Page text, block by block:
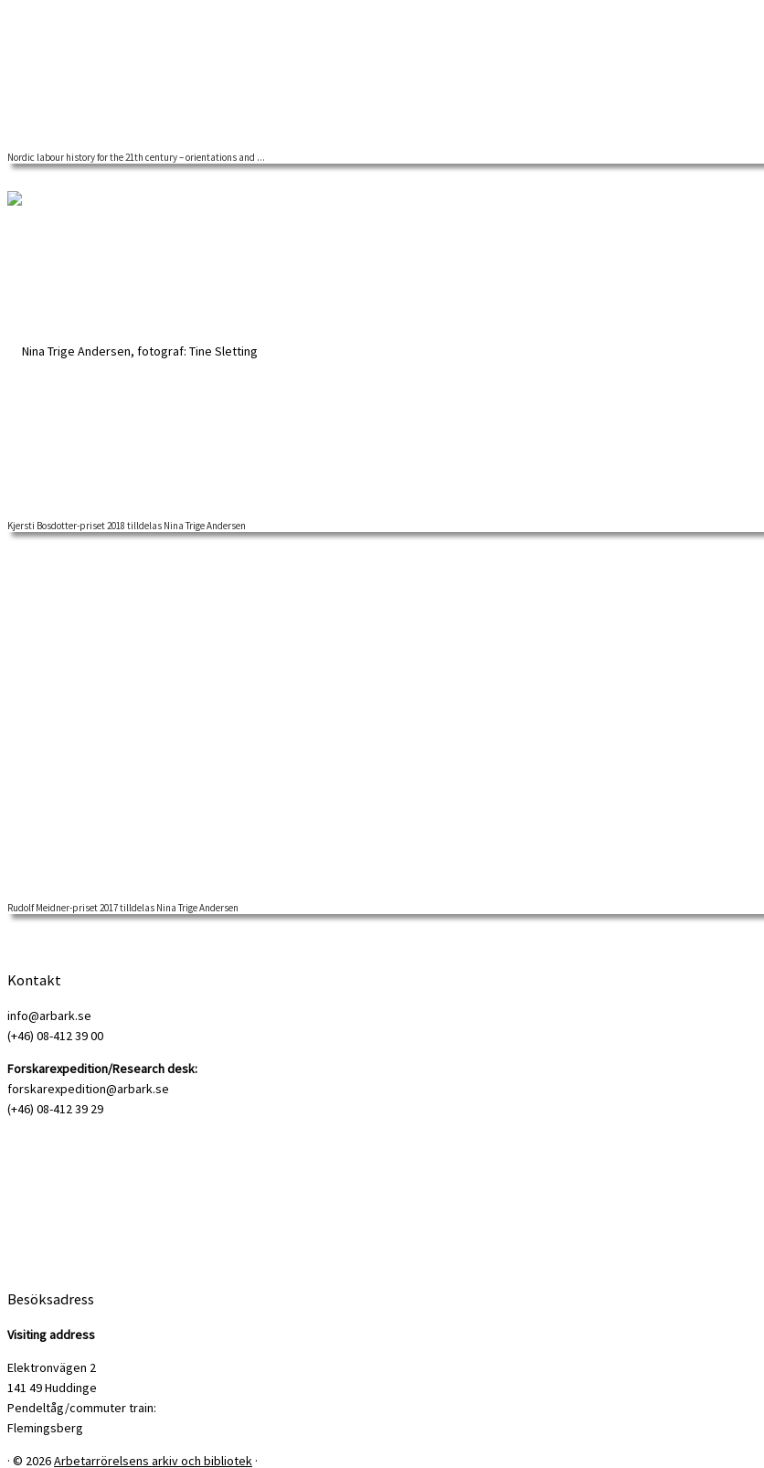
Nordic labour history for the 21th century – orientations and ...
Kjersti Bosdotter-priset instiftades av styrelsen för Arbetarrörelsens arkiv och bibliotek i december 2010 för att […]
Kjersti Bosdotter-priset 2018 tilldelas Nina Trige Andersen
RUDOLF MEIDNER-PRISET 2017 för forskning i fackföreningsrörelsens historia tilldelas Nina Trige Andersen Nina Trige Andersen […]
Rudolf Meidner-priset 2017 tilldelas Nina Trige Andersen
Kontakt
info@arbark.se
(+46) 08-412 39 00
Forskarexpedition/Research desk:
forskarexpedition@arbark.se
(+46) 08-412 39 29
Besöksadress
Visiting address
Elektronvägen 2
141 49 Huddinge
Pendeltåg/commuter train:
Flemingsberg
· © 2026Arbetarrörelsens arkiv och bibliotek ·